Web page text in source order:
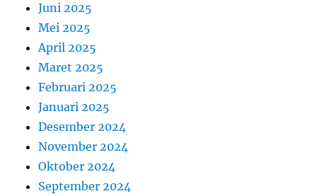
Juni 2025
Mei 2025
April 2025
Maret 2025
Februari 2025
Januari 2025
Desember 2024
November 2024
Oktober 2024
September 2024